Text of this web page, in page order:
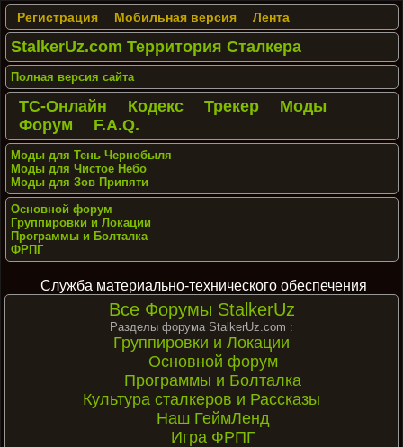
Регистрация Мобильная версия Лента
StalkerUz.com Территория Сталкера
Полная версия сайта
ТС-Онлайн Кодекс Трекер
Моды
Форум
F.A.Q.
Моды для Тень Чернобыля
Моды для Чистое Небо
Моды для Зов Припяти
Основной форум
Группировки и Локации
Программы и Болталка
ФРПГ
Служба материально-технического обеспечения
Все Форумы StalkerUz
Разделы форума StalkerUz.com :
Группировки и Локации
Основной форум
Программы и Болталка
Культура сталкеров и Рассказы
Наш ГеймЛенд
Игра ФРПГ